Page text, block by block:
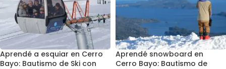
Aprendé a esquiar en Cerro
Bayo: Bautismo de Ski con
Aprendé snowboard en
Cerro Bayo: Bautismo de